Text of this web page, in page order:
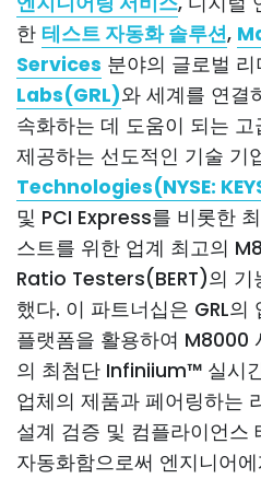
한 테스트 자동화 솔루션,
Services 분야의 글로벌 리
Labs(GRL)와 세계를 연결
속화하는 데 도움이 되는
제공하는 선도적인 기술 기
Technologies(NYSE:
및 PCI Express를 비롯한
스트를 위한 업계 최고의
Ratio Testers(BERT)의 기
했다. 이 파트너십은 GRL의
플랫폼을 활용하여 M8000
의 최첨단 Infiniium™ 실시
업체의 제품과 페어링하
설계 검증 및 컴플라이언스
자동화함으로써 엔지니어